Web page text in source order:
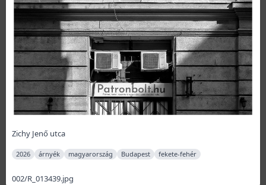
Zichy Jenő utca
2026 árnyék magyarország Budapest fekete-fehér
002/R_013439.jpg